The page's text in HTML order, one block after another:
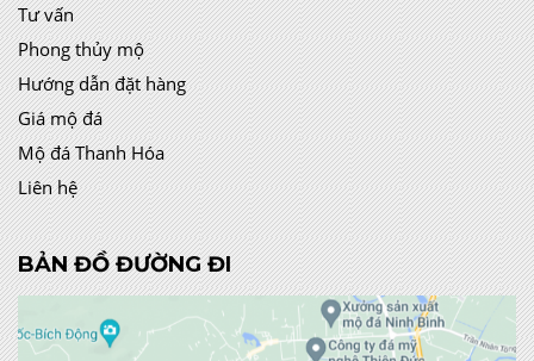
Tư vấn
Phong thủy mộ
Hướng dẫn đặt hàng
Giá mộ đá
Mộ đá Thanh Hóa
Liên hệ
BẢN ĐỒ ĐƯỜNG ĐI